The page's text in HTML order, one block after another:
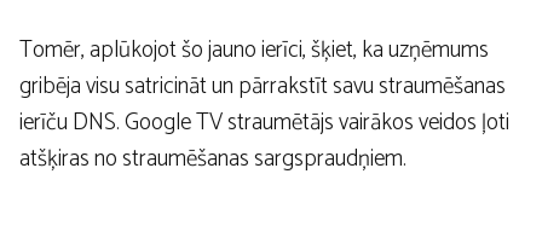
Tomēr, aplūkojot šo jauno ierīci, šķiet, ka uzņēmums
gribēja visu satricināt un pārrakstīt savu straumēšanas
ierīču DNS. Google TV straumētājs vairākos veidos ļoti
atšķiras no straumēšanas sargspraudņiem.